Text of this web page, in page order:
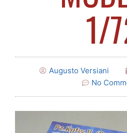
1/
Augusto Versiani
No